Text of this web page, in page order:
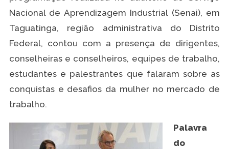
Nacional de Aprendizagem Industrial (Senai), em
Taguatinga, região administrativa do Distrito
Federal, contou com a presença de dirigentes,
conselheiras e conselheiros, equipes de trabalho,
estudantes e palestrantes que falaram sobre as
conquistas e desafios da mulher no mercado de
trabalho.
Palavra
do